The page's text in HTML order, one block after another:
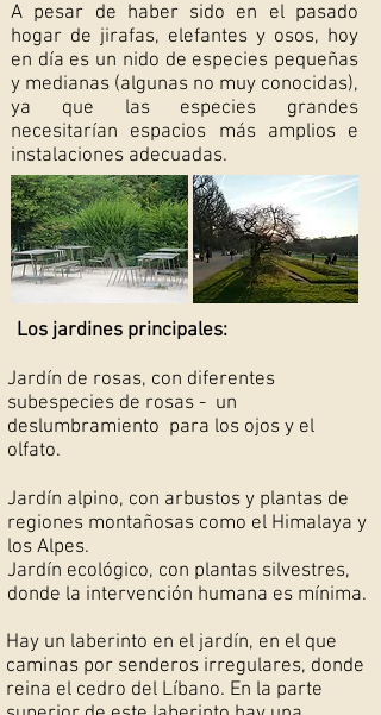
A pesar de haber sido en el pasado
hogar de jirafas, elefantes y osos, hoy
en día es un nido de especies pequeñas
y medianas (algunas no muy conocidas),
ya que las especies grandes
necesitarían espacios más amplios e
instalaciones adecuadas.
Los jardines principales:
Jardín de rosas, con diferentes
subespecies de rosas - un
deslumbramiento para los ojos y el
olfato.
Jardín alpino, con arbustos y plantas de
regiones montañosas como el Himalaya y
los Alpes.
Jardín ecológico, con plantas silvestres,
donde la intervención humana es mínima.
Hay un laberinto en el jardín, en el que
caminas por senderos irregulares, donde
reina el cedro del Líbano. En la parte